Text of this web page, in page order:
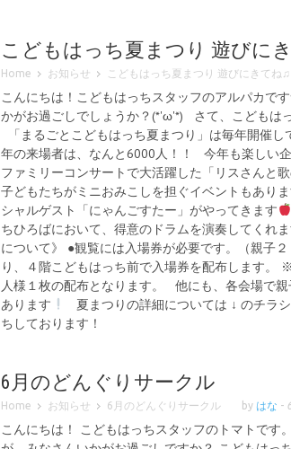
こどもはっち夏まつり 遊びに
Home お知らせ こどもはっち夏まつり 遊びにきてね♫
こんにちは！こどもはっちスタッフのアルパカです
かがお過ごしでしょうか？(*'ω'*) さて、こどもは
「まるごとこどもはっち夏まつり」は毎年開催
年の来場者は、なんと6000人！！ 今年も楽しい
ファミリーコンサートで大活躍した「リスさんと
子どもたちがミニおみこしを担ぐイベントもあり
シャルゲスト「にゃんごすたー」がやってきます
ちひろばにおいて、得意のドラムを演奏してくれ
について》 ●観覧には入場券が必要です。（親子
り、４階こどもはっち前で入場券を配布します。
人様１枚の配布となります。 他にも、各会場で
あります
夏まつりの詳細については ↓ のチラ
ちしております！
6月のどんぐりサークル
Home お知らせ 6月のどんぐりサークル by はな -
こんにちは！ こどもはっちスタッフのトマトで